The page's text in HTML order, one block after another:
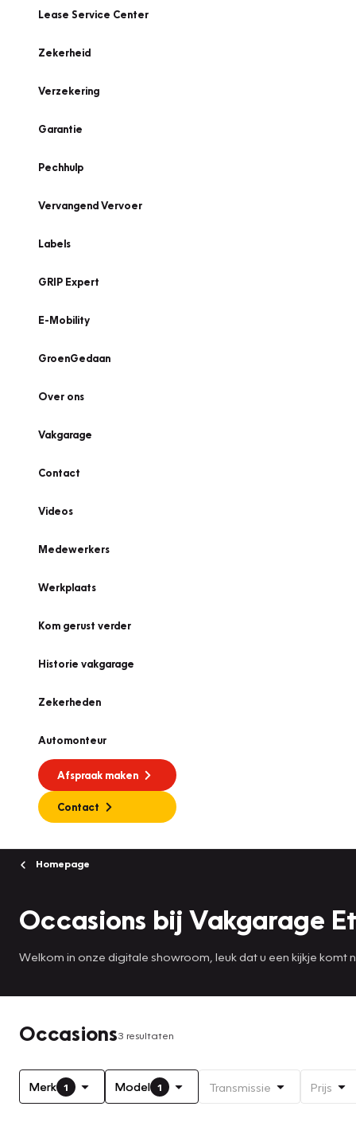
Lease Service Center
Zekerheid
Verzekering
Garantie
Pechhulp
Vervangend Vervoer
Labels
GRIP Expert
E-Mobility
GroenGedaan
Over ons
Vakgarage
Contact
Videos
Medewerkers
Werkplaats
Kom gerust verder
Historie vakgarage
Zekerheden
Automonteur
Afspraak maken
Contact
Homepage
Occasions bij Vakgarage
Welkom in onze digitale showroom, leuk dat u een kijkje komt
Occasions3 resultaten
Merk 1 Model 1 Transmissie Prijs